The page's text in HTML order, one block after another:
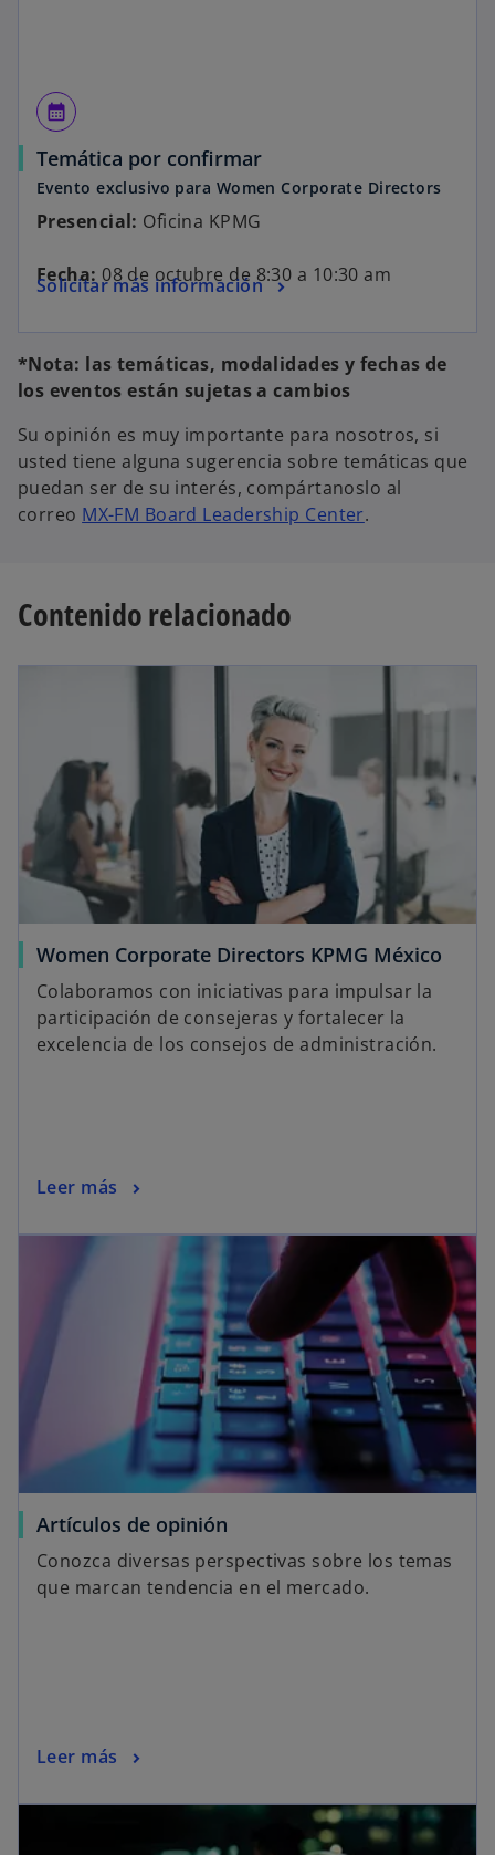
calendar_month
Temática por confirmar
Evento exclusivo para Women Corporate Directors
Presencial: Oficina KPMG
Fecha: 08 de octubre de 8:30 a 10:30 am
Solicitar más información
*Nota: las temáticas, modalidades y fechas de
los eventos están sujetas a cambios
Su opinión es muy importante para nosotros, si
usted tiene alguna sugerencia sobre temáticas que
puedan ser de su interés, compártanoslo al
correo MX-FM Board Leadership Center.
Contenido relacionado
Women Corporate Directors KPMG México
Colaboramos con iniciativas para impulsar la
participación de consejeras y fortalecer la
excelencia de los consejos de administración.
Leer más
Artículos de opinión
Conozca diversas perspectivas sobre los temas
que marcan tendencia en el mercado.
Leer más